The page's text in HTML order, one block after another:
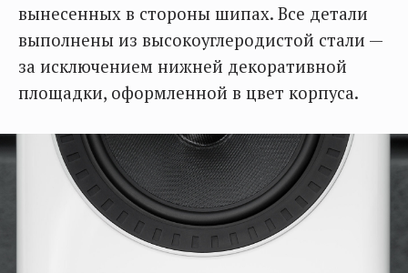
вынесенных в стороны шипах. Все детали
выполнены из высокоуглеродистой стали —
за исключением нижней декоративной
площадки, оформленной в цвет корпуса.